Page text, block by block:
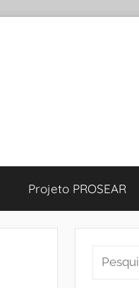
Projeto PROSEAR
Pesquisar